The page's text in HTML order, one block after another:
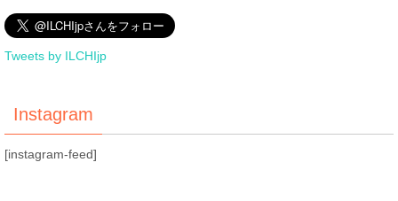
Tweets by ILCHIjp
Instagram
[instagram-feed]